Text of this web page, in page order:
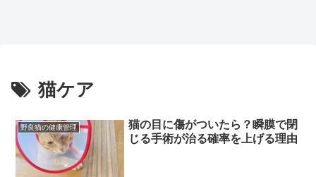
猫ケア
野良猫の健康管理
猫の目に傷がついたら？瞬膜で閉
じる手術が治る確率を上げる理由